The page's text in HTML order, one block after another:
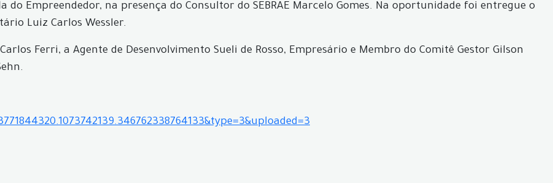
Empreendedor, na presença do Consultor do SEBRAE Marcelo Gomes. Na oportunidade foi entregue o
Luiz Carlos Wessler.
Ferri, a Agente de Desenvolvimento Sueli de Rosso, Empresário e Membro do Comitê Gestor Gilson